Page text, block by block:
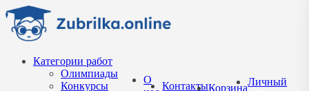
Перейти
содержанию
Категории работ
Олимпиады
Конкурсы
О
КонтактыКорзина
Личный